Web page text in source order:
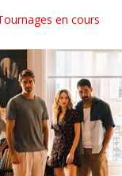
en cours